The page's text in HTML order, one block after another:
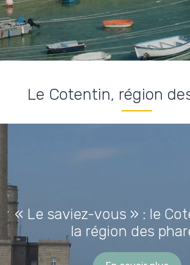
Le Cotentin, région
« Le saviez-vous » : le
la région des